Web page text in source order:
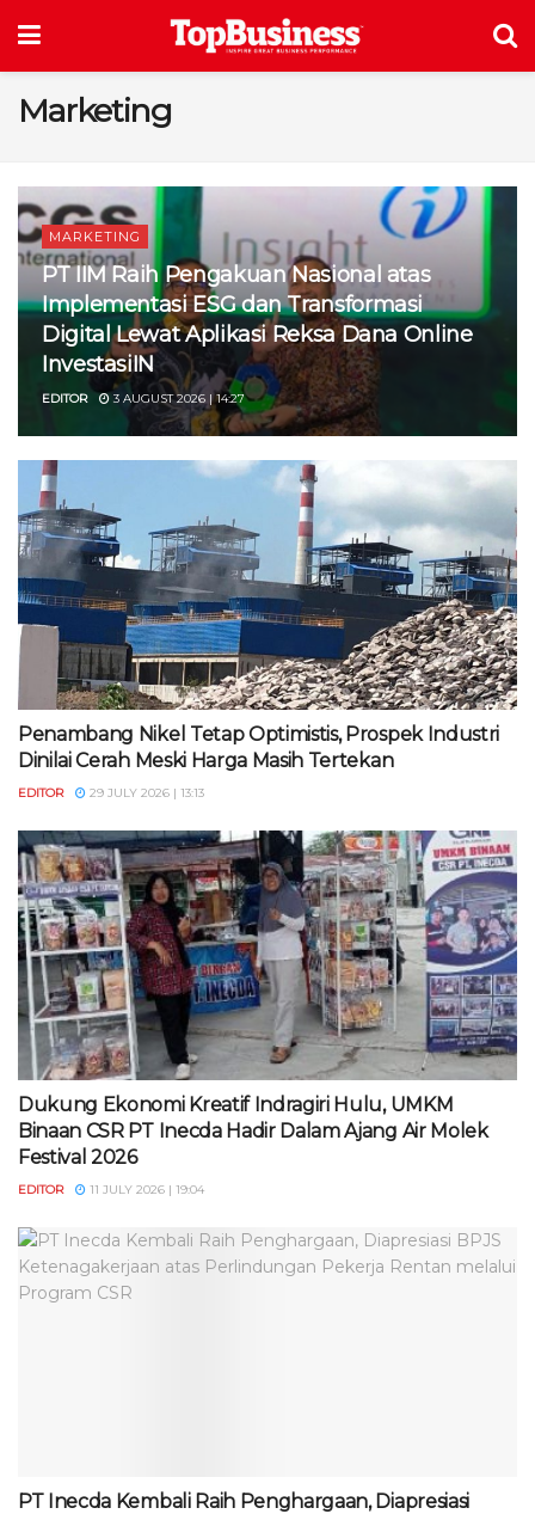
Marketing
MARKETING
PT IIM Raih Pengakuan Nasional atas
Implementasi ESG dan Transformasi
Digital Lewat Aplikasi Reksa Dana Online
InvestasiIN
EDITOR 3 AUGUST 2026 | 14:27
Penambang Nikel Tetap Optimistis, Prospek Industri
Dinilai Cerah Meski Harga Masih Tertekan
EDITOR 29 JULY 2026 | 13:13
Dukung Ekonomi Kreatif Indragiri Hulu, UMKM
Binaan CSR PT Inecda Hadir Dalam Ajang Air Molek
Festival 2026
EDITOR 11 JULY 2026 | 19:04
PT Inecda Kembali Raih Penghargaan, Diapresiasi